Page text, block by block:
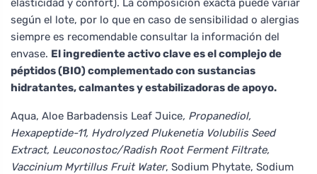
según el lote, por lo que en caso de sensibilidad o alergias
siempre es recomendable consultar la información del
envase. El ingrediente activo clave es el complejo de
péptidos (BIO) complementado con sustancias
hidratantes, calmantes y estabilizadoras de apoyo.
Aqua, Aloe Barbadensis Leaf Juice, Propanediol,
Hexapeptide-11, Hydrolyzed Plukenetia Volubilis Seed
Extract, Leuconostoc/Radish Root Ferment Filtrate,
Vaccinium Myrtillus Fruit Water, Sodium Phytate, Sodium